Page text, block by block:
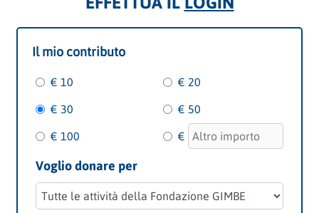
Il mio contributo
€ 10 € 20
€ 30 € 50
€ 100 €
Voglio donare per